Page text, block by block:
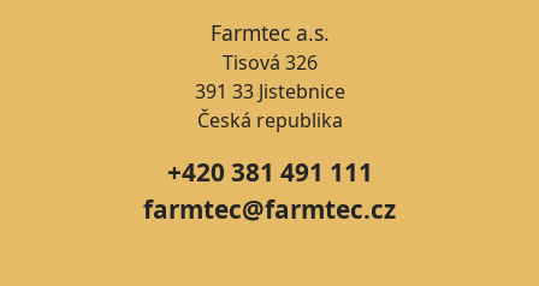
Farmtec a.s.
Tisová 326
391 33 Jistebnice
Česká republika
+420 381 491 111
farmtec@farmtec.cz